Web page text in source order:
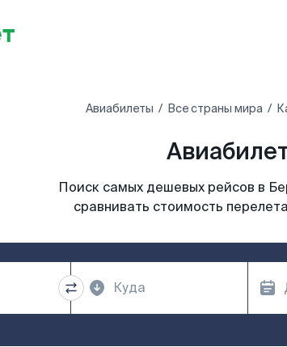
Авиабилеты Все страны мира
Поиск самых дешевых рейсов в
сравнивать стоимость